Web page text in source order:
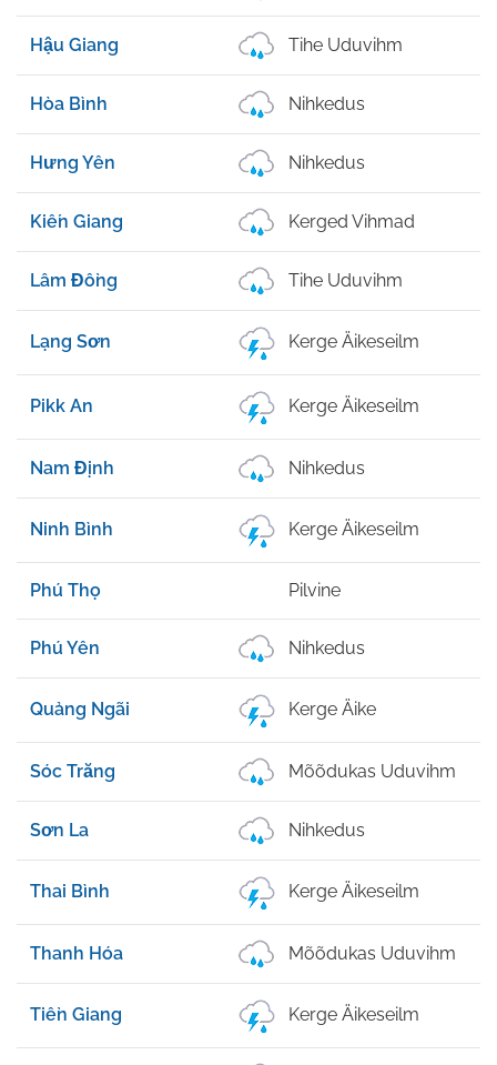
Hậu Giang Tihe Uduvihm
Hòa Bình Nihkedus
Hưng Yên Nihkedus
Kiến Giang Kerged Vihmad
Lâm Đồng Tihe Uduvihm
Lạng Sơn Kerge Äikeseilm
Pikk An Kerge Äikeseilm
Nam Định Nihkedus
Ninh Bình Kerge Äikeseilm
Phú Thọ Pilvine
Phú Yên Nihkedus
Quảng Ngãi Kerge Äike
Sóc Trăng Mõõdukas Uduvihm
Sơn La Nihkedus
Thai Bình Kerge Äikeseilm
Thanh Hóa Mõõdukas Uduvihm
Tiền Giang Kerge Äikeseilm